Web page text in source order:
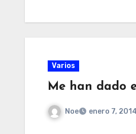
Varios
Me han dado
Noe enero 7, 2014